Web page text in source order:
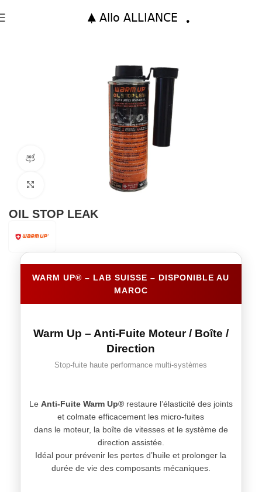
OIL STOP LEAK
WARM UP® – LAB SUISSE – DISPONIBLE AU
MAROC
Warm Up – Anti-Fuite Moteur / Boîte /
Direction
Stop-fuite haute performance multi-systèmes
Le Anti-Fuite Warm Up®restaure l’élasticité des joints
et colmate efficacement les micro-fuites
dans le moteur, la boîte de vitesses et le système de
direction assistée.
Idéal pour prévenir les pertes d’huile et prolonger la
durée de vie des composants mécaniques.